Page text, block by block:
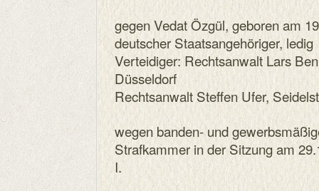
gegen Vedat Özgül, geboren am
deutscher Staatsangehöriger, ledig
Verteidiger: Rechtsanwalt Lars
Düsseldorf
Rechtsanwalt Steffen Ufer,
wegen banden- und
Strafkammer in der Sitzung am
I.